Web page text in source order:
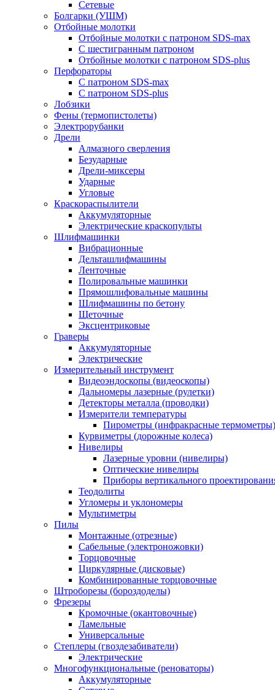
Сетевые
Болгарки (УШМ)
Отбойные молотки
Отбойные молотки с патроном SDS-max
С шестигранным патроном
Отбойные молотки с патроном SDS-plus
Перфораторы
С патроном SDS-max
С патроном SDS-plus
Лобзики
Фены (термопистолеты)
Электрорубанки
Дрели
Алмазного сверления
Безударные
Дрели-миксеры
Ударные
Угловые
Краскораспылители
Аккумуляторные
Электрические краскопульты
Шлифмашинки
Вибрационные
Дельташлифмашины
Ленточные
Полировальные машинки
Прямошлифовальные машины
Шлифмашины по бетону
Щеточные
Эксцентриковые
Граверы
Аккумуляторные
Электрические
Измерительный инструмент
Видеоэндоскопы (видеоскопы)
Дальномеры лазерные (рулетки)
Детекторы металла (проводки)
Измерители температуры
Пирометры (инфракрасные термометры)
Курвиметры (дорожные колеса)
Нивелиры
Лазерные уровни (нивелиры)
Оптические нивелиры
Приборы вертикального
Теодолиты
Угломеры и уклономеры
Мультиметры
Пилы
Монтажные (отрезные)
Сабельные (электроножовки)
Торцовочные
Циркулярные (дисковые)
Комбинированные торцовочные
Штроборезы (бороздоделы)
Фрезеры
Кромочные (окантовочные)
Ламельные
Универсальные
Степлеры (гвоздезабиватели)
Электрические
Многофункциональные (реноваторы)
Аккумуляторные